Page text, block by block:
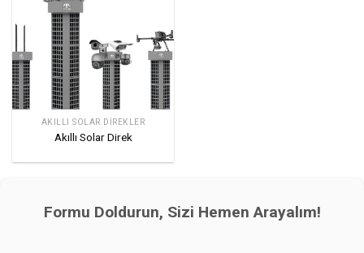
AKILLI SOLAR DIREKLER
Akıllı Solar Direk
Formu Doldurun, Sizi Hemen Arayalım!